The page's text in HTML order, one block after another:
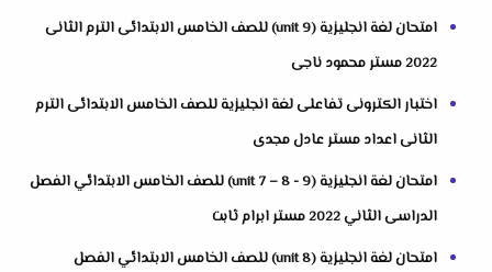
امتحان لغة انجليزية (unit 9) للصف الخامس الابتدائى الترم الثانى
2022 مستر محمود ناجى
اختبار الكترونى تفاعلى لغة انجليزية للصف الخامس الابتدائى الترم
الثانى اعداد مستر عادل مجدى
امتحان لغة انجليزية (unit 7 – 8 - 9) للصف الخامس الابتدائي الفصل
الدراسى الثاني 2022 مستر ابرام ثابت
امتحان لغة انجليزية (unit 8) للصف الخامس الابتدائي الفصل